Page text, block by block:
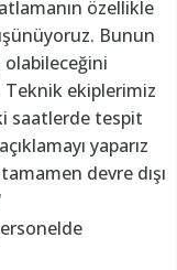
özellikle
Bunun
olabileceğini
Teknik ekiplerimiz
saatlerde tespit
yaparız
devre dışı